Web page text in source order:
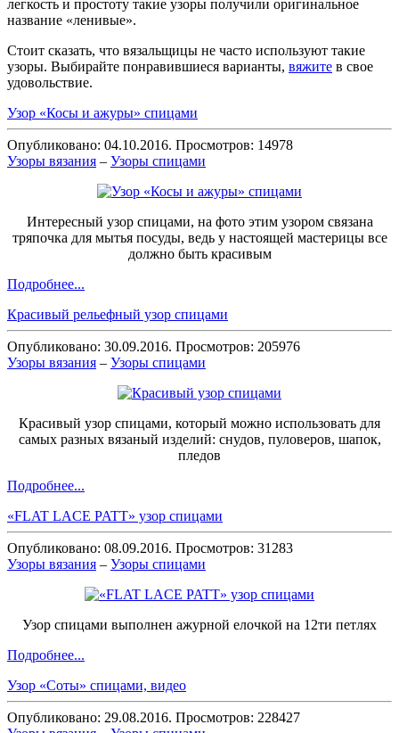
легкость и простоту такие узоры получили оригинальное
название «ленивые».
Стоит сказать, что вязальщицы не часто используют такие
узоры. Выбирайте понравившиеся варианты, вяжите в свое
удовольствие.
Узор «Косы и ажуры» спицами
Опубликовано: 04.10.2016. Просмотров: 14978
Узоры вязания – Узоры спицами
Интересный узор спицами, на фото этим узором связана
тряпочка для мытья посуды, ведь у настоящей мастерицы все
должно быть красивым
Подробнее...
Красивый рельефный узор спицами
Опубликовано: 30.09.2016. Просмотров: 205976
Узоры вязания – Узоры спицами
Красивый узор спицами, который можно использовать для
самых разных вязаный изделий: снудов, пуловеров, шапок,
пледов
Подробнее...
«FLAT LACE PATT» узор спицами
Опубликовано: 08.09.2016. Просмотров: 31283
Узоры вязания – Узоры спицами
Узор спицами выполнен ажурной елочкой на 12ти петлях
Подробнее...
Узор «Соты» спицами, видео
Опубликовано: 29.08.2016. Просмотров: 228427